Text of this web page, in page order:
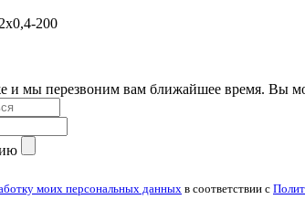
200
и мы перезвоним вам ближайшее время. Вы
моих персональных данных в соответствии с